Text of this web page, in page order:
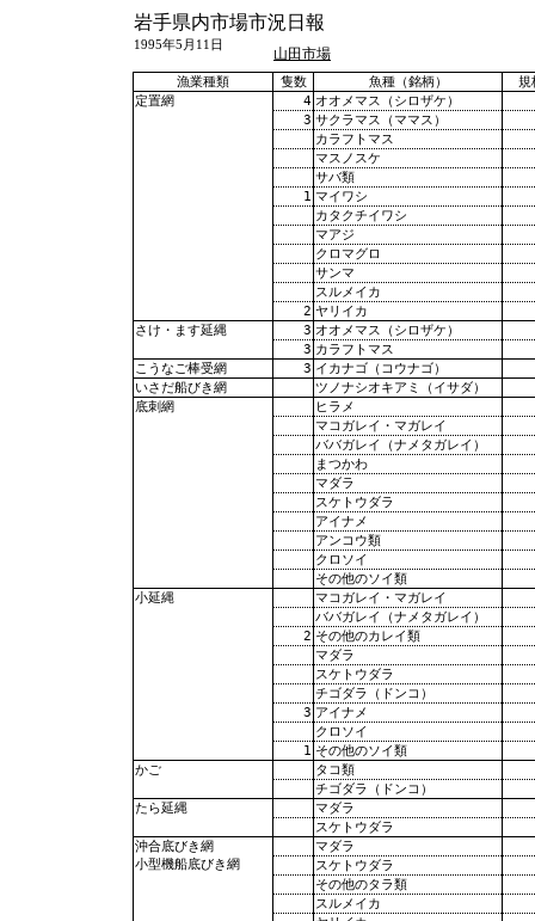
岩手県内市場市況日報
1995年5月11日
山田市場
漁業種類 隻数 魚種（銘柄）
規
定置網
4 オオメマス（シロザケ）
3 サクラマス（ママス）
カラフトマス
マスノスケ
サバ類
1 マイワシ
カタクチイワシ
マアジ
クロマグロ
サンマ
スルメイカ
2 ヤリイカ
さけ・ます延縄 3 オオメマス（シロザケ）
3 カラフトマス
こうなご棒受網 3 イカナゴ（コウナゴ）
いさだ船びき網 ツノナシオキアミ（イサダ）
底刺網
ヒラメ
マコガレイ・マガレイ
ババガレイ（ナメタガレイ）
まつかわ
マダラ
スケトウダラ
アイナメ
アンコウ類
クロソイ
その他のソイ類
小延縄
マコガレイ・マガレイ
ババガレイ（ナメタガレイ）
2 その他のカレイ類
マダラ
スケトウダラ
チゴダラ（ドンコ）
3 アイナメ
クロソイ
1 その他のソイ類
かご
タコ類
チゴダラ（ドンコ）
たら延縄
マダラ
スケトウダラ
沖合底びき網 マダラ
小型機船底びき網
スケトウダラ
その他のタラ類
スルメイカ